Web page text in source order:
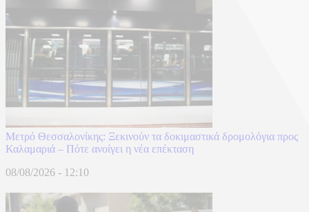
Μετρό Θεσσαλονίκης: Ξεκινούν τα δοκιμαστικά δρομολόγια προς
Καλαμαριά – Πότε ανοίγει η νέα επέκταση
08/08/2026 - 12:10